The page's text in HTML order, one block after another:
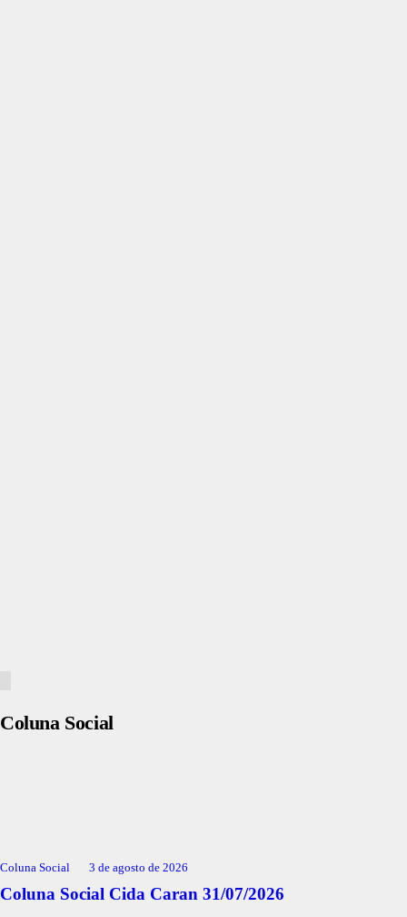
Coluna Social
Coluna Social 3 de agosto de 2026
Coluna Social Cida Caran 31/07/2026